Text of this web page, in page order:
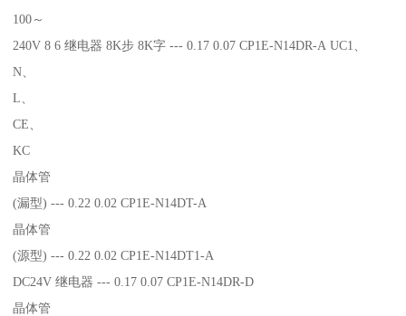
100～
240V 8 6 继电器 8K步 8K字 --- 0.17 0.07 CP1E-N14DR-A UC1、
N、
L、
CE、
KC
晶体管
(漏型) --- 0.22 0.02 CP1E-N14DT-A
晶体管
(源型) --- 0.22 0.02 CP1E-N14DT1-A
DC24V 继电器 --- 0.17 0.07 CP1E-N14DR-D
晶体管